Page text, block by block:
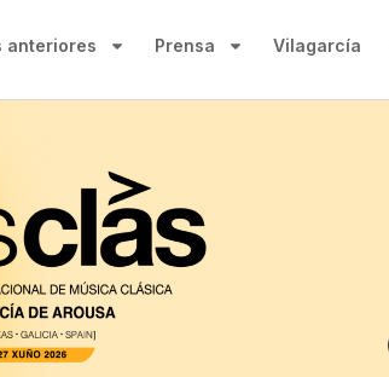
anteriores Prensa Vilagarcía